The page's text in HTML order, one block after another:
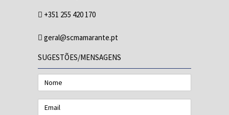
+351 255 420 170
geral@scmamarante.pt
SUGESTÕES/MENSAGENS
Nome
Email